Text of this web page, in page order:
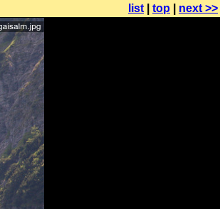
list top next >>